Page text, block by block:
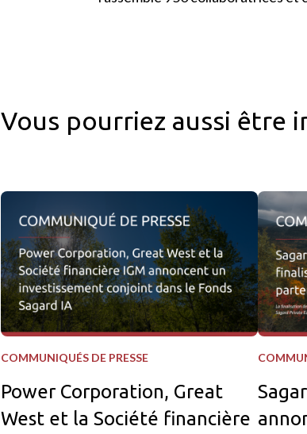
Vous pourriez aussi être
Power Corporation, Great West et la Société financière
COMMUNIQUÉS DE PRESSE
Power Corporation, Great
West et la Société financière
Sagard